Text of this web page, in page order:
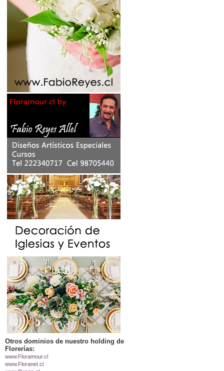
Otros dominios de nuestro holding de
Florerías:
www.Floramour.cl
www.Floranet.cl